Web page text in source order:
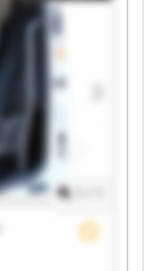
GmbH
GmbH
GmbH